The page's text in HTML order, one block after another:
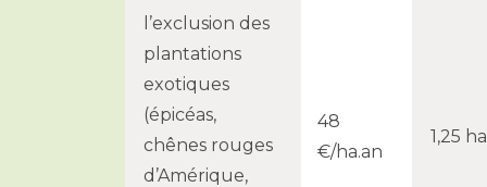
l’exclusion des
plantations
exotiques
(épicéas,
chênes rouges
d’Amérique,
48
€/ha.an
1,25 ha